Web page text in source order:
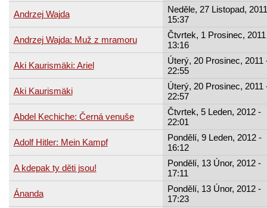
Andrzej Wajda
Neděle, 27 Listopad,
15:37
Andrzej Wajda: Muž z mramoru
Čtvrtek, 1 Prosinec,
13:16
Aki Kaurismäki: Ariel
Úterý, 20 Prosinec, 2011
22:55
Aki Kaurismäki
Úterý, 20 Prosinec, 2011
22:57
Abdel Kechiche: Černá venuše
Čtvrtek, 5 Leden, 2012 -
22:01
Adolf Hitler: Mein Kampf
Pondělí, 9 Leden, 2012 -
16:12
A kdepak ty děti jsou!
Pondělí, 13 Únor, 2012 -
17:11
Ánanda
Pondělí, 13 Únor, 2012 -
17:23